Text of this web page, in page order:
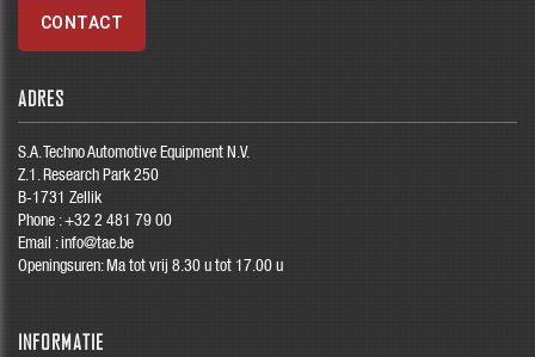
CONTACT
ADRES
S.A. Techno Automotive Equipment N.V.
Z.1. Research Park 250
B-1731 Zellik
Phone :+32 2 481 79 00
Email :info@tae.be
Openingsuren: Ma tot vrij 8.30 u tot 17.00 u
INFORMATIE